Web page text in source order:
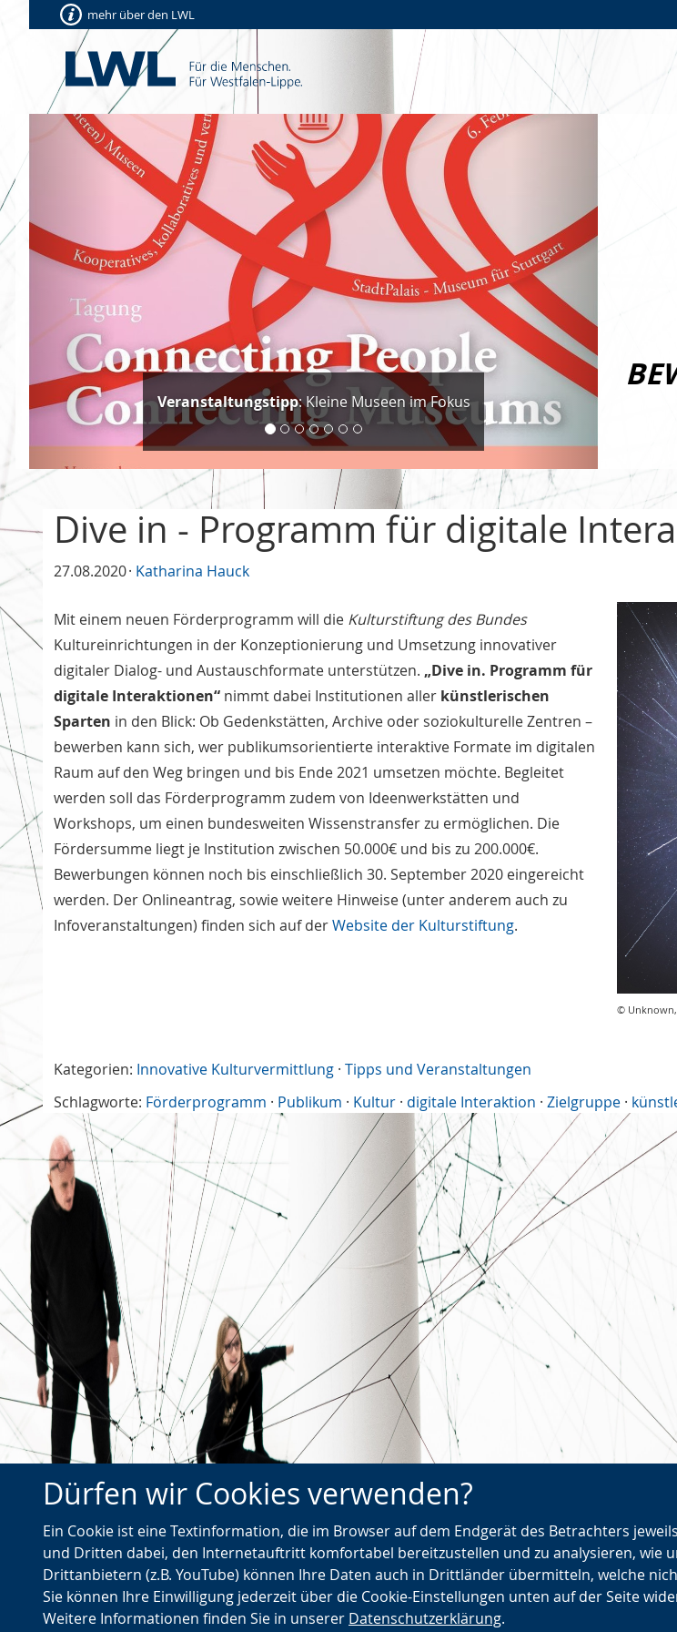
Dürfen wir Cookies verwenden?
Ein Cookie ist eine Textinformation, die im Browser auf dem Endgerät des Betrachters
und Dritten dabei, den Internetauftritt komfortabel bereitzustellen und zu analysieren, wie
Drittanbietern (z.B. YouTube) können Ihre Daten auch in Drittländer übermitteln, welche
Sie können Ihre Einwilligung jederzeit über die Cookie-Einstellungen unten auf der Seite
Weitere Informationen finden Sie in unserer Datenschutzerklärung.
mehr über den LWL
Veranstaltungstipp: Kleine Museen im Fokus
Vorherige
Dive in - Programm für digitale
27.08.2020 Katharina Hauck
© Unknown,
Mit einem neuen Förderprogramm will die Kulturstiftung des Bundes
Kultureinrichtungen in der Konzeptionierung und Umsetzung innovativer
digitaler Dialog- und Austauschformate unterstützen. „Dive in. Programm für
digitale Interaktionen“ nimmt dabei Institutionen aller künstlerischen
Sparten in den Blick: Ob Gedenkstätten, Archive oder soziokulturelle Zentren –
bewerben kann sich, wer publikumsorientierte interaktive Formate im digitalen
Raum auf den Weg bringen und bis Ende 2021 umsetzen möchte. Begleitet
werden soll das Förderprogramm zudem von Ideenwerkstätten und
Workshops, um einen bundesweiten Wissenstransfer zu ermöglichen. Die
Fördersumme liegt je Institution zwischen 50.000€ und bis zu 200.000€.
Bewerbungen können noch bis einschließlich 30. September 2020 eingereicht
werden. Der Onlineantrag, sowie weitere Hinweise (unter anderem auch zu
Infoveranstaltungen) finden sich auf derWebsite der Kulturstiftung.
Kategorien: Innovative Kulturvermittlung · Tipps und Veranstaltungen
Schlagworte: Förderprogramm · Publikum · Kultur · digitale Interaktion · Zielgruppe ·
←Makerspaces - Neue
Kooperationsräume für
Kultureinrichtungen?Vorheriger
Artikel
Zurück zur Übersicht